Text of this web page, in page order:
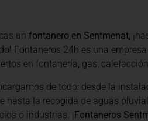
un fontanero en Sentmenat,
Fontaneros 24h es una
en fontanería, gas,
de todo: desde la
hasta la recogida de aguas
o industrias. ¡Fontaneros